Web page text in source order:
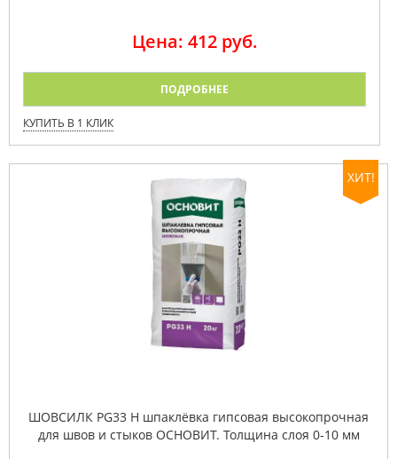
Цена: 412 руб.
ПОДРОБНЕЕ
КУПИТЬ В 1 КЛИК
ХИТ!
ШОВСИЛК PG33 H шпаклёвка гипсовая высокопрочная
для швов и стыков ОСНОВИТ. Толщина слоя 0-10 мм